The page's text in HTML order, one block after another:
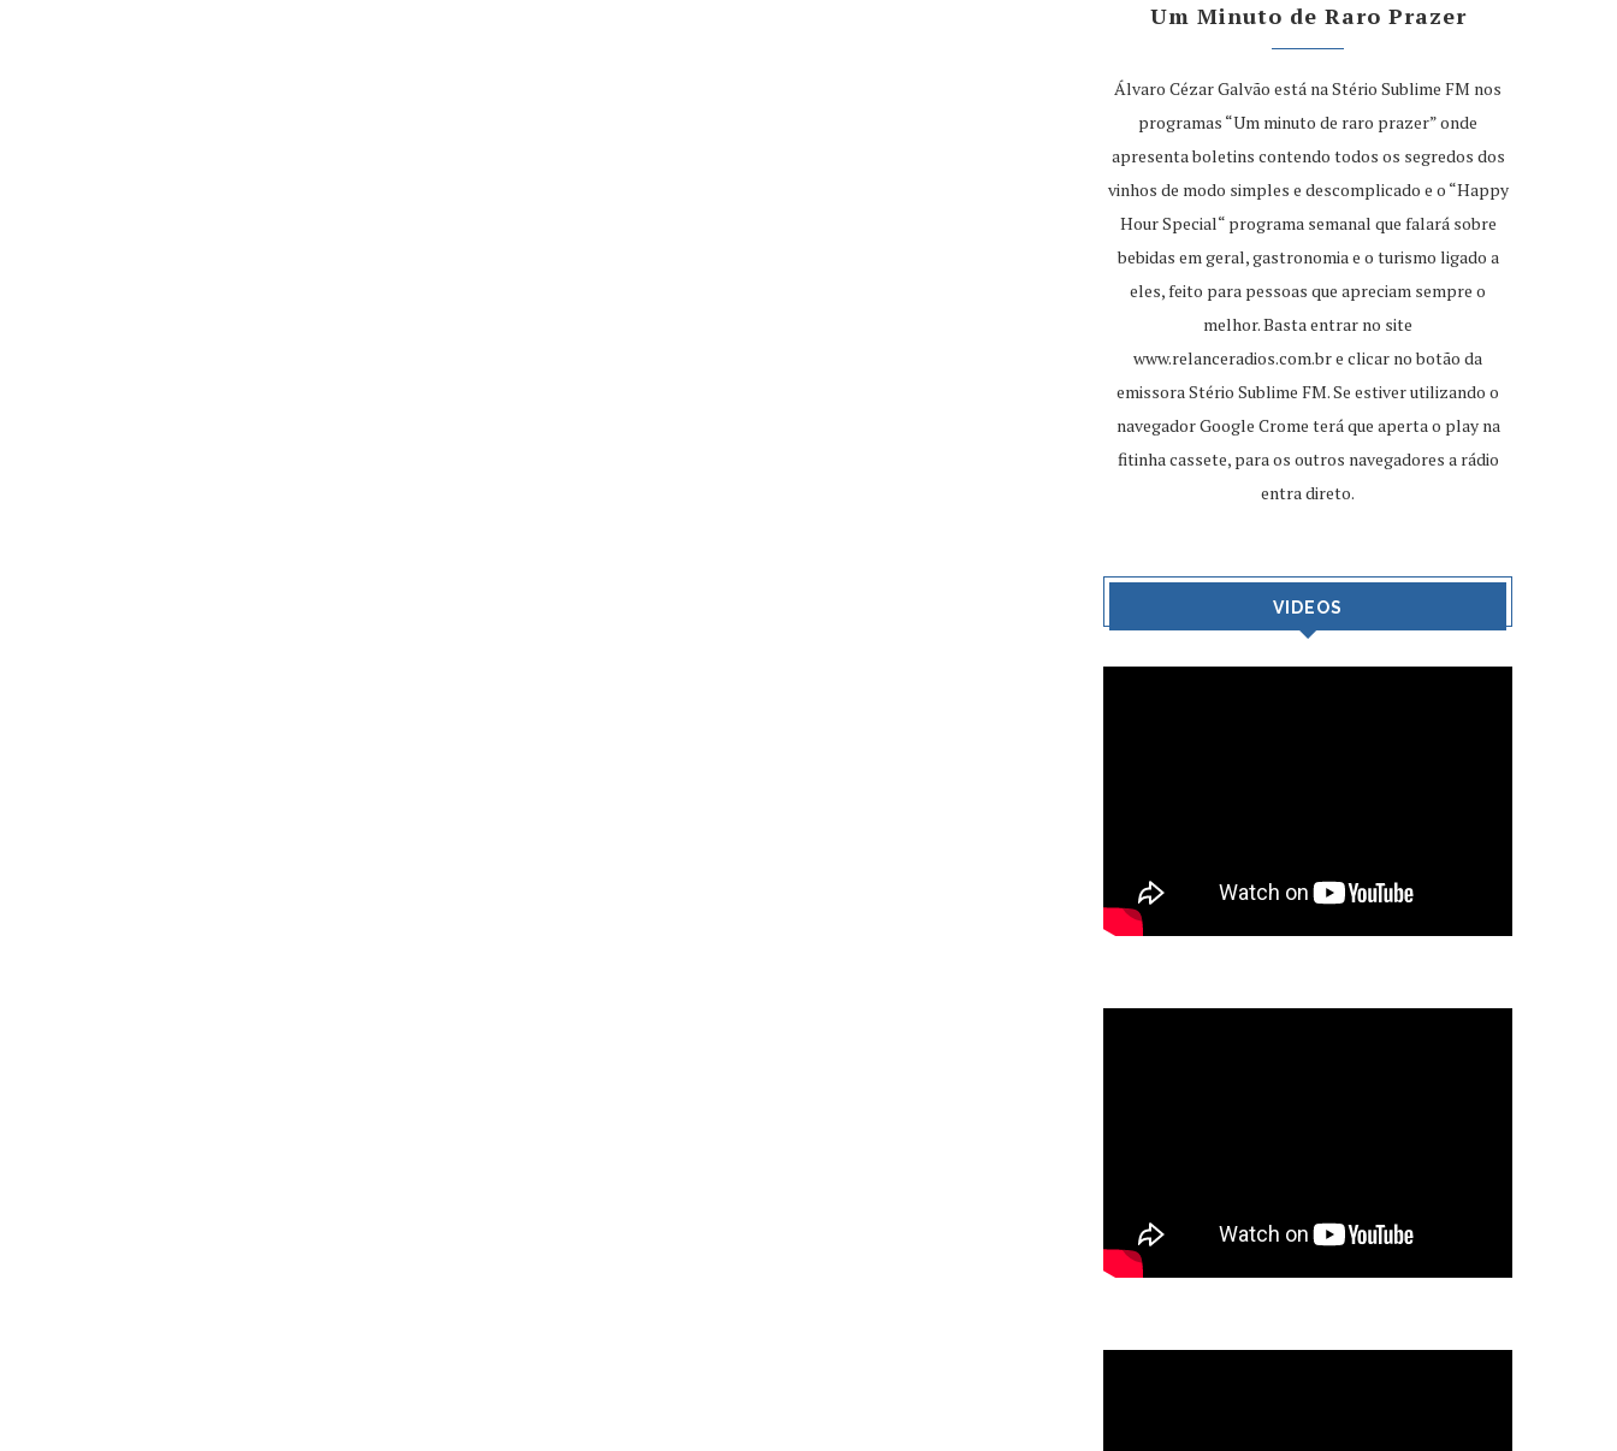
Um Minuto de Raro Prazer
Álvaro Cézar Galvão está na Stério Sublime FM nos
programas “Um minuto de raro prazer” onde
apresenta boletins contendo todos os segredos dos
vinhos de modo simples e descomplicado e o “Happy
Hour Special“ programa semanal que falará sobre
bebidas em geral, gastronomia e o turismo ligado a
eles, feito para pessoas que apreciam sempre o
melhor. Basta entrar no site
www.relanceradios.com.bre clicar no botão da
emissora Stério Sublime FM. Se estiver utilizando o
navegador Google Crome terá que aperta o play na
fitinha cassete, para os outros navegadores a rádio
entra direto.
VIDEOS